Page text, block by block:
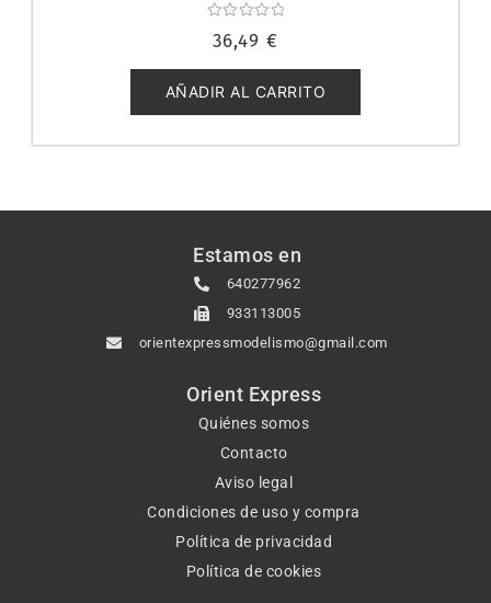
con
de
5
36,49 €
AÑADIR AL CARRITO
Estamos en
640277962
933113005
orientexpressmodelismo@gmail.com
Orient Express
Quiénes somos
Contacto
Aviso legal
Condiciones de uso y compra
Política de privacidad
Política de cookies